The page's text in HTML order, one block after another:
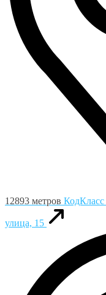
12893 метров КодКласс
улица, 15